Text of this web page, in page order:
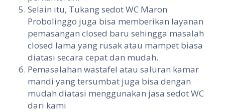
Selain itu, Tukang sedot WC Maron
Probolinggo juga bisa memberikan layanan
pemasangan closed baru sehingga masalah
closed lama yang rusak atau mampet biasa
diatasi secara cepat dan mudah.
Pemasalahan wastafel atau saluran kamar
mandi yang tersumbat juga bisa dengan
mudah diatasi menggunakan jasa sedot WC
dari kami